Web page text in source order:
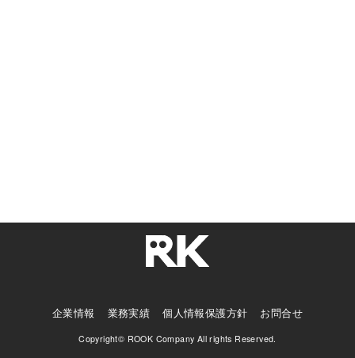
企業情報 業務実績 個人情報保護方針 お問合せ
Copyright© ROOK Company All rights Reserved.